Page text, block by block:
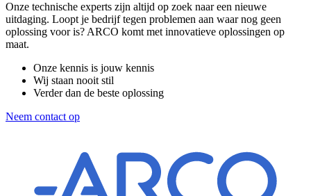
Onze technische experts zijn altijd op zoek naar een nieuwe
uitdaging. Loopt je bedrijf tegen problemen aan waar nog geen
oplossing voor is? ARCO komt met innovatieve oplossingen op
maat.
Onze kennis is jouw kennis
Wij staan nooit stil
Verder dan de beste oplossing
Neem contact op